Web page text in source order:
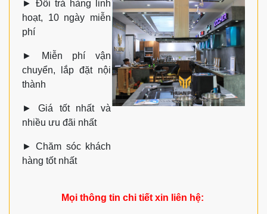
► Đổi trả hàng linh
hoạt, 10 ngày miễn
phí
►
Miễn phí vận
chuyển, lắp đặt nội
thành
► Giá tốt nhất và
nhiều ưu đãi nhất
►Chăm sóc khách
hàng tốt nhất
Mọi thông tin chi tiết xin liên hệ: